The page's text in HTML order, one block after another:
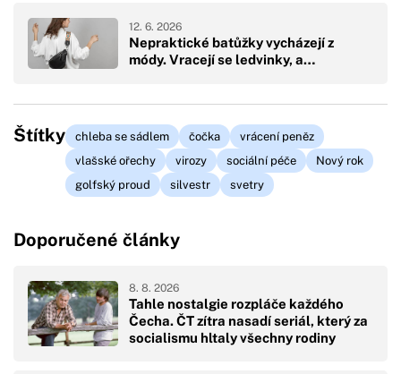
Nepraktické batůžky vycházejí z
módy. Vracejí se ledvinky, a…
12. 6. 2026
Štítky chleba se sádlem čočka
vrácení peněz
vlašské ořechy
virozy sociální péče
Nový rok
golfský proud
silvestr svetry
Doporučené články
Tahle nostalgie rozpláče každého
Čecha. ČT zítra nasadí seriál, který za
socialismu hltaly všechny rodiny
8. 8. 2026